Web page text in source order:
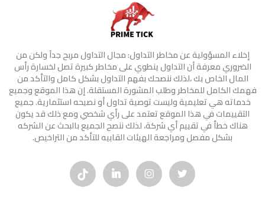
إخلاء المسؤولية عن مخاطر التداول: مجال التداول مربح جدآ ولكن من
الضروري معرفة أن التداول ينطوي على مخاطر كبيرة تصل لخسارة رأس
المال الخاص بك ،لذلك ننصحك بفهم التداول بشكل كامل والتأكد من
فهمك الكامل للمخاطر وطلب المشورة المستقلة. إن هذا الموقع وجميع
خدماته هي تعليمية وليست توصية تداول أو نصيحه استثمارية. جميع
التقييمات في هذا الموقع تعتمد على رأي شخصي ومع ذلك قد يكون
هناك خطأ في تقييم أي شركة، لذلك ننصح الجميع بالبحث عن الشركه
بشكل مفصل ومراجعة الهيئات القابيه للتأكد من التراخيص.